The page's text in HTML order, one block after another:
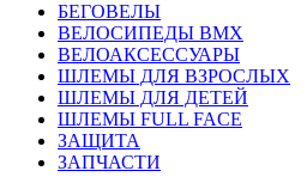
БЕГОВЕЛЫ
ВЕЛОСИПЕДЫ BMX
ВЕЛОАКСЕССУАРЫ
ШЛЕМЫ ДЛЯ ВЗРОСЛЫХ
ШЛЕМЫ ДЛЯ ДЕТЕЙ
ШЛЕМЫ FULL FACE
ЗАЩИТА
ЗАПЧАСТИ